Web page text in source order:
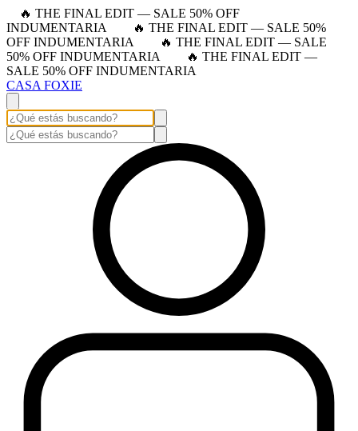
🔥 THE FINAL EDIT — SALE 50% OFF
INDUMENTARIA
🔥 THE FINAL EDIT — SALE 50%
OFF INDUMENTARIA
🔥 THE FINAL EDIT — SALE
50% OFF INDUMENTARIA
🔥 THE FINAL EDIT —
SALE 50% OFF INDUMENTARIA
CASA FOXIE